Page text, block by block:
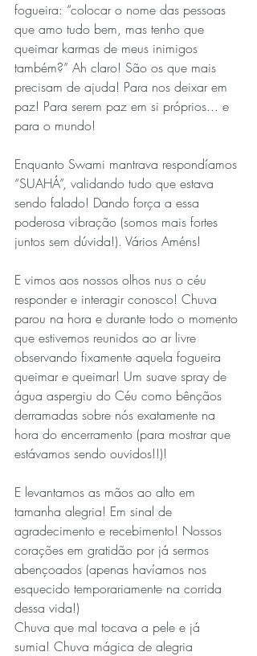
fogueira: “colocar o nome das pessoas
que amo tudo bem, mas tenho que
queimar karmas de meus inimigos
também?” Ah claro! São os que mais
precisam de ajuda! Para nos deixar em
paz! Para serem paz em si próprios... e
para o mundo!
Enquanto Swami mantrava respondíamos
“SUAHÁ”, validando tudo que estava
sendo falado! Dando força a essa
poderosa vibração (somos mais fortes
juntos sem dúvida!). Vários Améns!
E vimos aos nossos olhos nus o céu
responder e interagir conosco! Chuva
parou na hora e durante todo o momento
que estivemos reunidos ao ar livre
observando fixamente aquela fogueira
queimar e queimar! Um suave spray de
água aspergiu do Céu como bênçãos
derramadas sobre nós exatamente na
hora do encerramento (para mostrar que
estávamos sendo ouvidos!!)!
E levantamos as mãos ao alto em
tamanha alegria! Em sinal de
agradecimento e recebimento! Nossos
corações em gratidão por já sermos
abençoados (apenas havíamos nos
esquecido temporariamente na corrida
dessa vida!)
Chuva que mal tocava a pele e já
sumia! Chuva mágica de alegria